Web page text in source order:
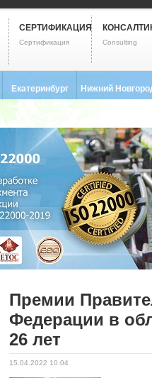
СЕРТИФИКАЦИЯ
Сертификация Consulting
Екатеринбург
8 (343) 237-2593
Нижний
Премии
Федерации в
26 лет
15.04.2022 10:04